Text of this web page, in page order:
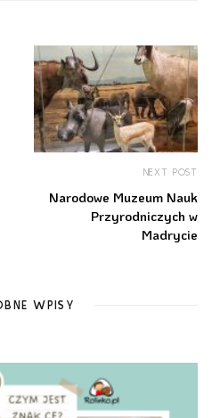
NEXT POST
Narodowe Muzeum Nauk
Przyrodniczych w
Madrycie
WPISY